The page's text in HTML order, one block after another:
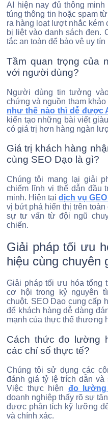
AI hiện nay đủ thông
túng thông tin hoặc spam
ra hàng loạt lượt nhắc kém
bị liệt vào danh sách đen.
tắc an toàn để bảo vệ uy
Tầm quan trọng của
với người dùng?
Người dùng tin tưởng
chứng và nguồn tham
như thế nào thì dễ được
kiến tạo những bài viết
có giá trị hơn hàng ngàn
Giá trị khách hàng
cùng SEO Dạo là gì?
Chúng tôi mang lại giải
chiếm lĩnh vị thế dẫn đầu
minh. Hiện tại dịch vụ
vị bứt phá hiển thị trên
sự tư vấn từ đội ngũ
chiến.
Giải pháp tối ưu
hiệu cùng chuyên
Giải pháp tối ưu hóa tổng
cơ hội trong kỷ nguyên
chuột. SEO Dạo cung cấp
để khách hàng dễ dàng
mạnh của thực thể thương
Cách thức đo lường
các chỉ số thực tế?
Chúng tôi sử dụng các
đánh giá tỷ lệ trích dẫn
Việc thực hiện đo lường
doanh nghiệp thấy rõ sự
được phân tích kỹ lưỡng
và chính xác.